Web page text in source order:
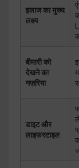
इलाज का मुख्य
लक्ष्य
बीमारी को
देखने का
नज़रिया
डाइट और
लाइफस्टाइल